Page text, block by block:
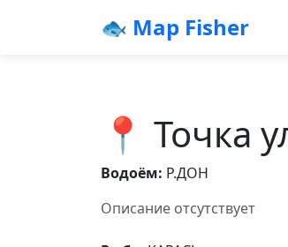
🐟 Map Fisher
📍 Точка
Водоём: Р.ДОН
Описание отсутствует